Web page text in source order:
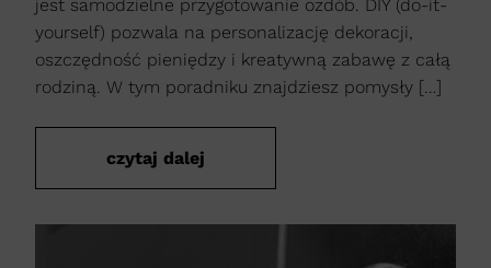
jest samodzielne przygotowanie ozdób. DIY (do-it-
yourself) pozwala na personalizację dekoracji,
oszczędność pieniędzy i kreatywną zabawę z całą
rodziną. W tym poradniku znajdziesz pomysły […]
czytaj dalej